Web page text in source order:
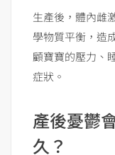
生產後，體內雌
學物質平衡，造
顧寶寶的壓力、
症狀。
產後憂鬱
久？